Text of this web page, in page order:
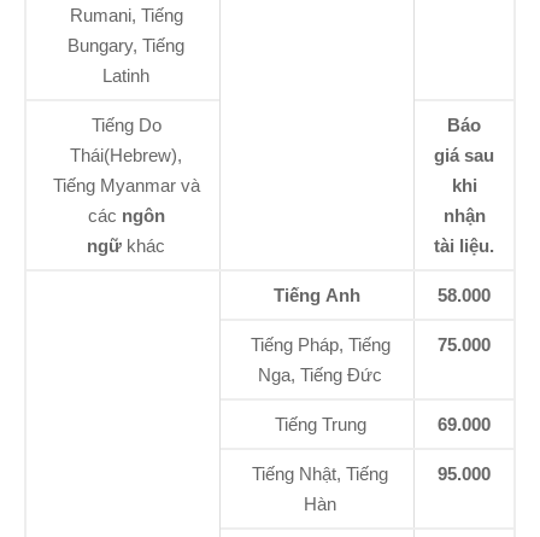
Rumani, Tiếng
Bungary, Tiếng
Latinh
Tiếng Do
Thái(Hebrew),
Tiếng Myanmar và
các ngôn
ngữ khác
Báo
giá sau
khi
nhận
tài liệu.
Tiếng Anh 58.000
Tiếng Pháp, Tiếng
Nga, Tiếng Đức
75.000
Tiếng Trung 69.000
Tiếng Nhật, Tiếng
Hàn
95.000